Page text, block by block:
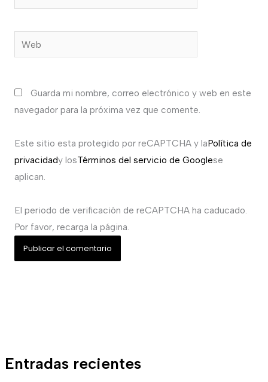
Entradas recientes
electrónico*
Web
Guarda mi nombre, correo electrónico y web en este
navegador para la próxima vez que comente.
Este sitio esta protegido por reCAPTCHA y laPolítica de
privacidady losTérminos del servicio de Googlese
aplican.
El periodo de verificación de reCAPTCHA ha caducado.
Por favor, recarga la página.